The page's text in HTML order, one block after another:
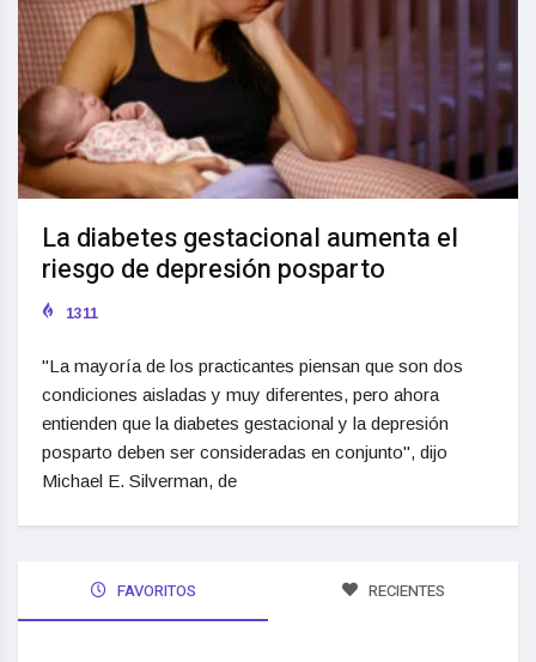
La diabetes gestacional aumenta el
riesgo de depresión posparto
1311
"La mayoría de los practicantes piensan que son dos
condiciones aisladas y muy diferentes, pero ahora
entienden que la diabetes gestacional y la depresión
posparto deben ser consideradas en conjunto", dijo
Michael E. Silverman, de
FAVORITOS RECIENTES